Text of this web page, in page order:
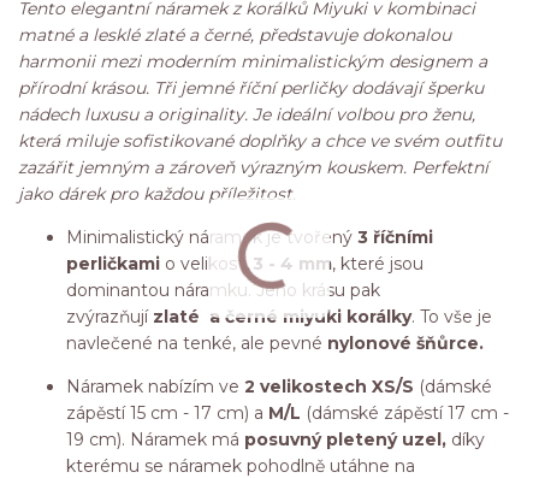
Tento elegantní náramek z korálků Miyuki v kombinaci
matné a lesklé zlaté a černé, představuje dokonalou
harmonii mezi moderním minimalistickým designem a
přírodní krásou. Tři jemné říční perličky dodávají šperku
nádech luxusu a originality. Je ideální volbou pro ženu,
která miluje sofistikované doplňky a chce ve svém outfitu
zazářit jemným a zároveň výrazným kouskem. Perfektní
jako dárek pro každou příležitost.
Minimalistický náramek je tvořený 3 říčními
perličkami o velikosti 3 - 4 mm, které jsou
dominantou náramku. Jeho krásu pak
zvýrazňují zlaté a černé miyuki korálky. To vše je
navlečené na tenké, ale pevné nylonové šňůrce.
Náramek nabízím ve 2 velikostech XS/S (dámské
zápěstí 15 cm - 17 cm) a M/L (dámské zápěstí 17 cm -
19 cm). Náramek má posuvný pletený uzel, díky
kterému se náramek pohodlně utáhne na